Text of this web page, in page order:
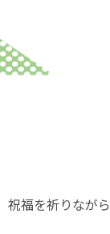
祝福を祈りながら